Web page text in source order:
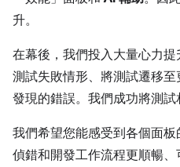
升。
在幕後，我們投入大量心力
測試失敗情形、將測試遷移
發現的錯誤。我們成功將測試
我們希望您能感受到各個面
偵錯和開發工作流程更順暢、